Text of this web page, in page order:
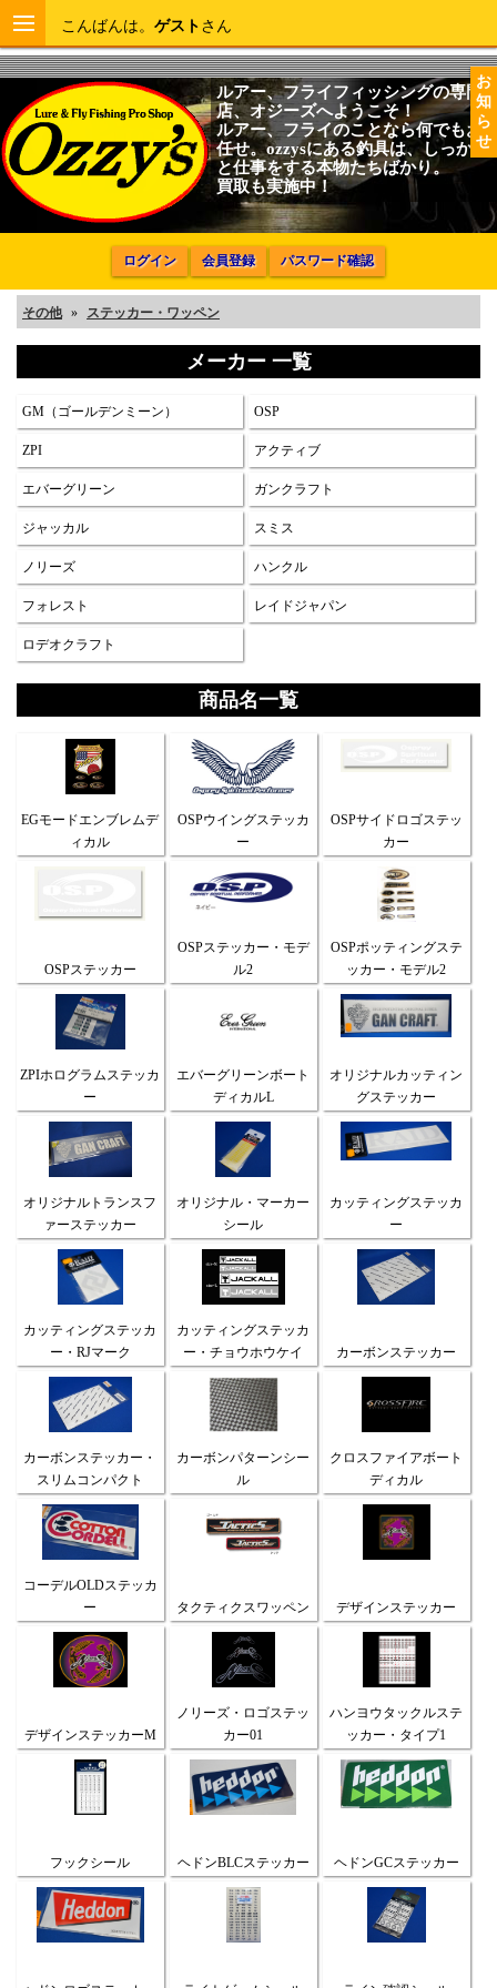
お
知
ら
せ
こんばんは。 ゲスト さん
ルアー、フライフィッシングの専門
店、オジーズへようこそ！
ルアー、フライのことなら何でもお
任せ。ozzysにある釣具は、しっかり
と仕事をする本物たちばかり。
買取も実施中！
ログイン 会員登録 パスワード確認
その他 » ステッカー・ワッペン
メーカー 一覧
GM（ゴールデンミーン） OSP
ZPI アクティブ
エバーグリーン ガンクラフト
ジャッカル スミス
ノリーズ ハンクル
フォレスト レイドジャパン
ロデオクラフト
商品名一覧
EGモードエンブレムデ
ィカル
OSPウイングステッカ
ー
OSPサイドロゴステッ
カー
OSPステッカー
OSPステッカー・モデ
ル2
OSPポッティングステ
ッカー・モデル2
ZPIホログラムステッカ
ー
エバーグリーンボート
ディカルL
オリジナルカッティン
グステッカー
オリジナルトランスフ
ァーステッカー
オリジナル・マーカー
シール
カッティングステッカ
ー
カッティングステッカ
ー・RJマーク
カッティングステッカ
ー・チョウホウケイ
カーボンステッカー
カーボンステッカー・
スリムコンパクト
カーボンパターンシー
ル
クロスファイアボート
ディカル
コーデルOLDステッカ
ー
タクティクスワッペン デザインステッカー
デザインステッカーM
ノリーズ・ロゴステッ
カー01
ハンヨウタックルステ
ッカー・タイプ1
フックシール ヘドンBLCステッカー ヘドンGCステッカー